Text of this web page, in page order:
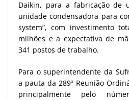
Daikin, para a fabricação de
unidade condensadora para
system”, com investimento
milhões e a expectativa de
341 postos de trabalho.
Para o superintendente da
a pauta da 289ª Reunião
principalmente pelo